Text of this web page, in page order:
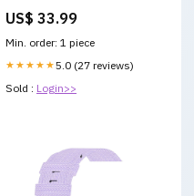
04591
US$ 33.99
Min. order: 1 piece
★★★★★5.0 (27 reviews)
Sold : Login>>